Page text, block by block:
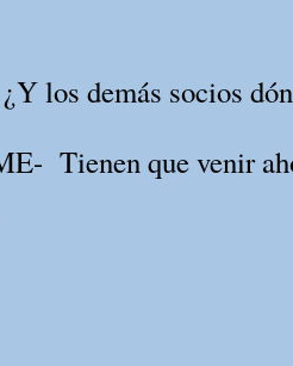
¿Y los demás socios
Tienen que venir